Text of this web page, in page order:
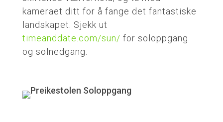
kameraet ditt for å fange det fantastiske
landskapet. Sjekk ut
timeanddate.com/sun/ for soloppgang
og solnedgang.